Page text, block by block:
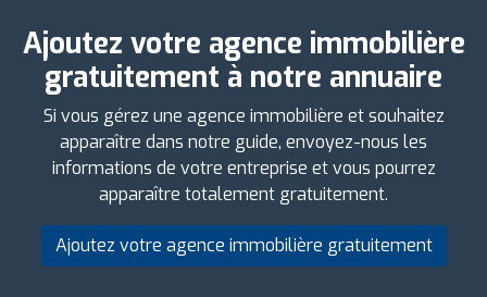
Ajoutez votre agence immobilière
gratuitement à notre annuaire
Si vous gérez une agence immobilière et souhaitez
apparaître dans notre guide, envoyez-nous les
informations de votre entreprise et vous pourrez
apparaître totalement gratuitement.
Ajoutez votre agence immobilière gratuitement